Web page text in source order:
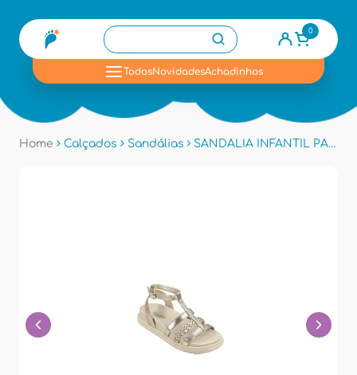
0
TodosNovidadesAchadinhos
Home Calçados Sandálias SANDALIA INFANTIL PAMPILI 568035 - Dourado